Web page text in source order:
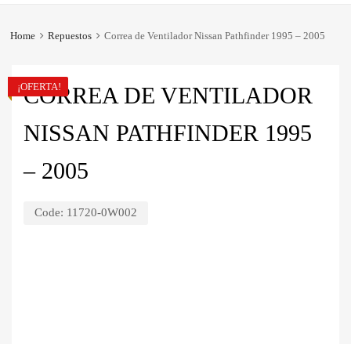
Home Repuestos Correa de Ventilador Nissan Pathfinder 1995 – 2005
CORREA DE VENTILADOR
NISSAN PATHFINDER 1995
– 2005
Code: 11720-0W002
¡OFERTA!